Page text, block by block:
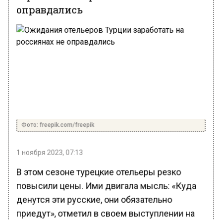
оправдались
Фото: freepik.com/freepik
1 ноября 2023, 07:13
В этом сезоне турецкие отельеры резко
повысили цены. Ими двигала мысль: «Куда
денутся эти русские, они обязательно
приедут», отметил в своем выступлении на